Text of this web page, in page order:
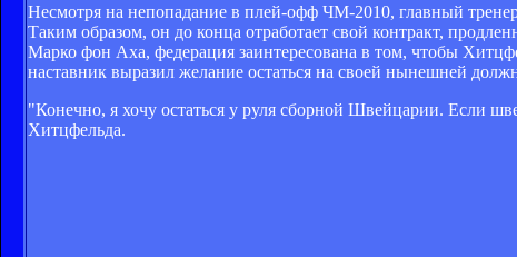
Несмотря на непопадание в плей-офф ЧМ-2010, главный
Таким образом, он до конца отработает свой контракт,
Марко фон Аха, федерация заинтересована в том, чтобы
наставник выразил желание остаться на своей нынешней
"Конечно, я хочу остаться у руля сборной Швейцарии. Если
Хитцфельда.